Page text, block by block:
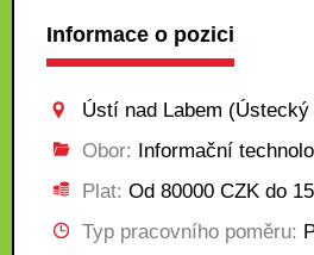
Informace o pozici
Ústí nad Labem (Ústecký
Obor: Informační
Plat: Od 80000 CZK do
Typ pracovního poměru: